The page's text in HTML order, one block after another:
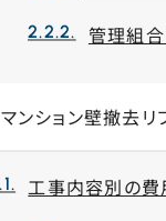
管理組
マンション壁撤去
工事内容別の費